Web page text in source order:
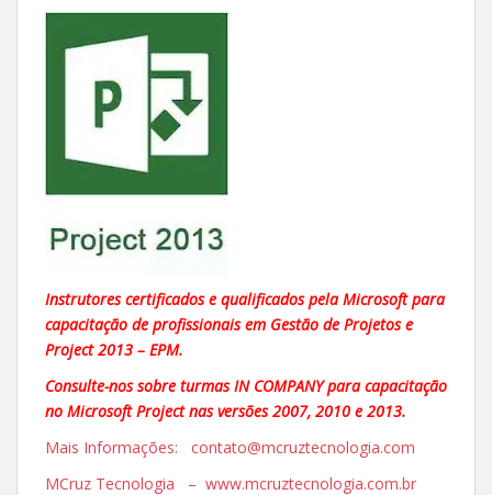
Instrutores certificados e qualificados pela Microsoft para
capacitação de profissionais em Gestão de Projetos e
Project 2013 – EPM.
Consulte-nos sobre turmas IN COMPANY para capacitação
no Microsoft Project nas versões 2007, 2010 e 2013.
Mais Informações: contato@mcruztecnologia.com
MCruz Tecnologia – www.mcruztecnologia.com.br